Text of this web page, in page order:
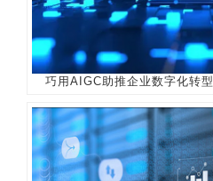
巧用AIGC助推企业数字化转型